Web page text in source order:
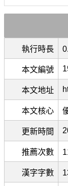
執行時長
本文編號
本文地址
本文核心
更新時間
推薦次數
漢字字數